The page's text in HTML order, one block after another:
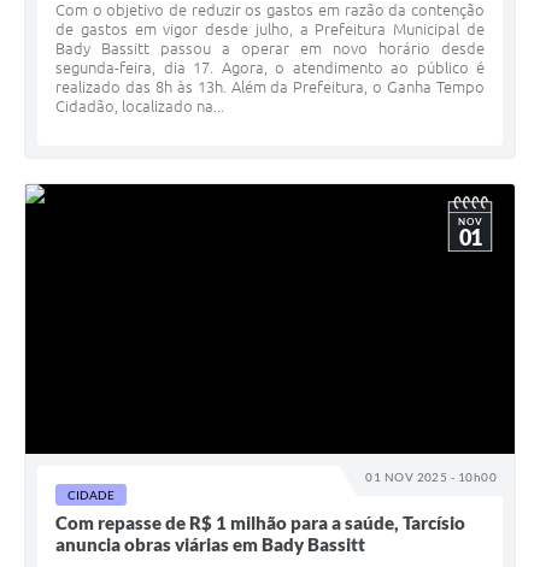
Com o objetivo de reduzir os gastos em razão da contenção
de gastos em vigor desde julho, a Prefeitura Municipal de
Bady Bassitt passou a operar em novo horário desde
segunda-feira, dia 17. Agora, o atendimento ao público é
realizado das 8h às 13h. Além da Prefeitura, o Ganha Tempo
Cidadão, localizado na...
01 NOV 2025 - 10h00
NOV
01
CIDADE
Com repasse de R$ 1 milhão para a saúde, Tarcísio
anuncia obras viárias em Bady Bassitt